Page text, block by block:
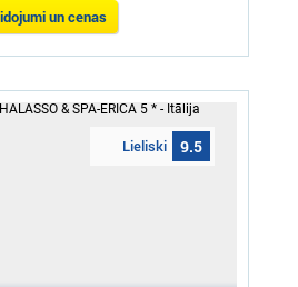
un cenas
Lieliski 9.5